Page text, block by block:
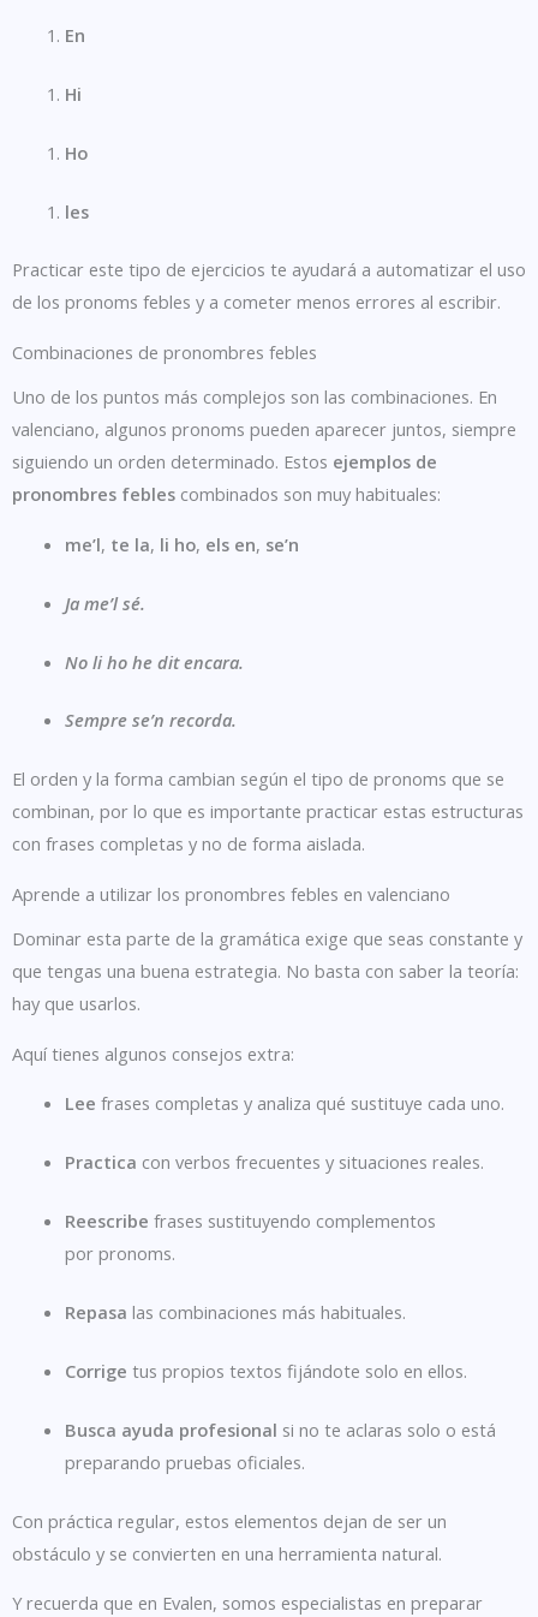
En
Hi
Ho
les
Practicar este tipo de ejercicios te ayudará a automatizar el uso
de los pronoms febles y a cometer menos errores al escribir.
Combinaciones de pronombres febles
Uno de los puntos más complejos son las combinaciones. En
valenciano, algunos pronoms pueden aparecer juntos, siempre
siguiendo un orden determinado. Estos ejemplos de
pronombres febles combinados son muy habituales:
me’l, te la, li ho, els en, se’n
Ja me’lsé.
No li hohe dit encara.
Sempre se’n recorda.
El orden y la forma cambian según el tipo de pronoms que se
combinan, por lo que es importante practicar estas estructuras
con frases completas y no de forma aislada.
Aprende a utilizar los pronombres febles en valenciano
Dominar esta parte de la gramática exige que seas constante y
que tengas una buena estrategia. No basta con saber la teoría:
hay que usarlos.
Aquí tienes algunos consejos extra:
Lee frases completas y analiza qué sustituye cada uno.
Practica con verbos frecuentes y situaciones reales.
Reescribe frases sustituyendo complementos
por pronoms.
Repasa las combinaciones más habituales.
Corrige tus propios textos fijándote solo en ellos.
Busca ayuda profesional si no te aclaras solo o está
preparando pruebas oficiales.
Con práctica regular, estos elementos dejan de ser un
obstáculo y se convierten en una herramienta natural.
Y recuerda que en Evalen, somos especialistas en preparar